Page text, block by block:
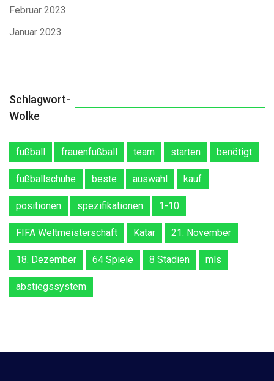
Februar 2023
Januar 2023
Schlagwort-
Wolke
fußball frauenfußball team starten benötigt
fußballschuhe beste auswahl kauf
positionen spezifikationen 1-10
FIFA Weltmeisterschaft Katar 21. November
18. Dezember 64 Spiele 8 Stadien mls
abstiegssystem